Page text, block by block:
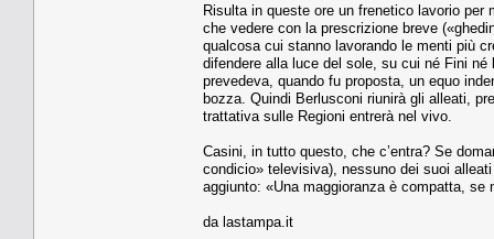
Risulta in queste ore un frenetico lavorio
che vedere con la prescrizione breve
qualcosa cui stanno lavorando le menti più
difendere alla luce del sole, su cui né Fini
prevedeva, quando fu proposta, un equo
bozza. Quindi Berlusconi riunirà gli alleati,
trattativa sulle Regioni entrerà nel vivo.
Casini, in tutto questo, che c’entra? Se
condicio» televisiva), nessuno dei suoi
aggiunto: «Una maggioranza è compatta,
da lastampa.it